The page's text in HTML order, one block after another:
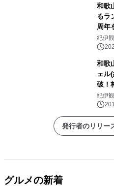
和歌
るラ
周年
紀伊
和歌
ェル
破！
紀伊
発行者のリリー
グルメの新着